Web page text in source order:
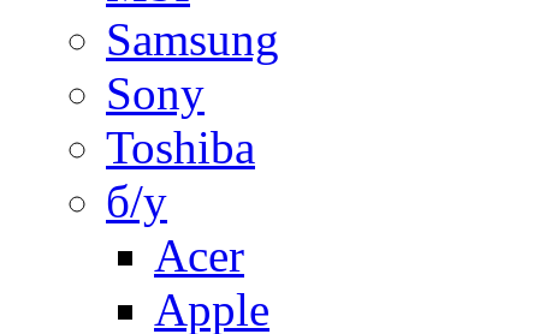
Samsung
Sony
Toshiba
б/у
Acer
Apple